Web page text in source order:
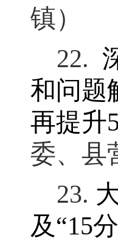
镇）
22.
和问题
再提升
委、县
23.
及 “15